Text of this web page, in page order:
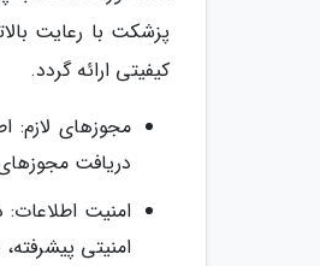
پزشکت با رعایت
کیفیتی ارائه گردد.
مجوزهای لازم:
دریافت
امنیت
امنیتی